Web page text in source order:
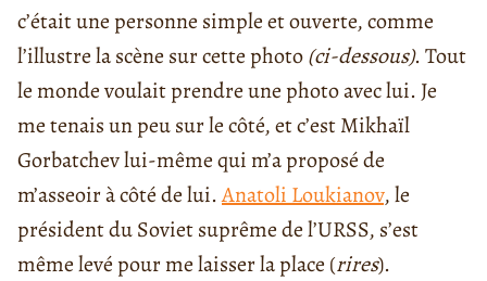
c’était une personne simple et ouverte, comme
l’illustre la scène sur cette photo(ci-dessous). Tout
le monde voulait prendre une photo avec lui. Je
me tenais un peu sur le côté, et c’est Mikhaïl
Gorbatchev lui-même qui m’a proposé de
m’asseoir à côté de lui.Anatoli Loukianov, le
président du Soviet suprême de l’URSS, s’est
même levé pour me laisser la place (rires).